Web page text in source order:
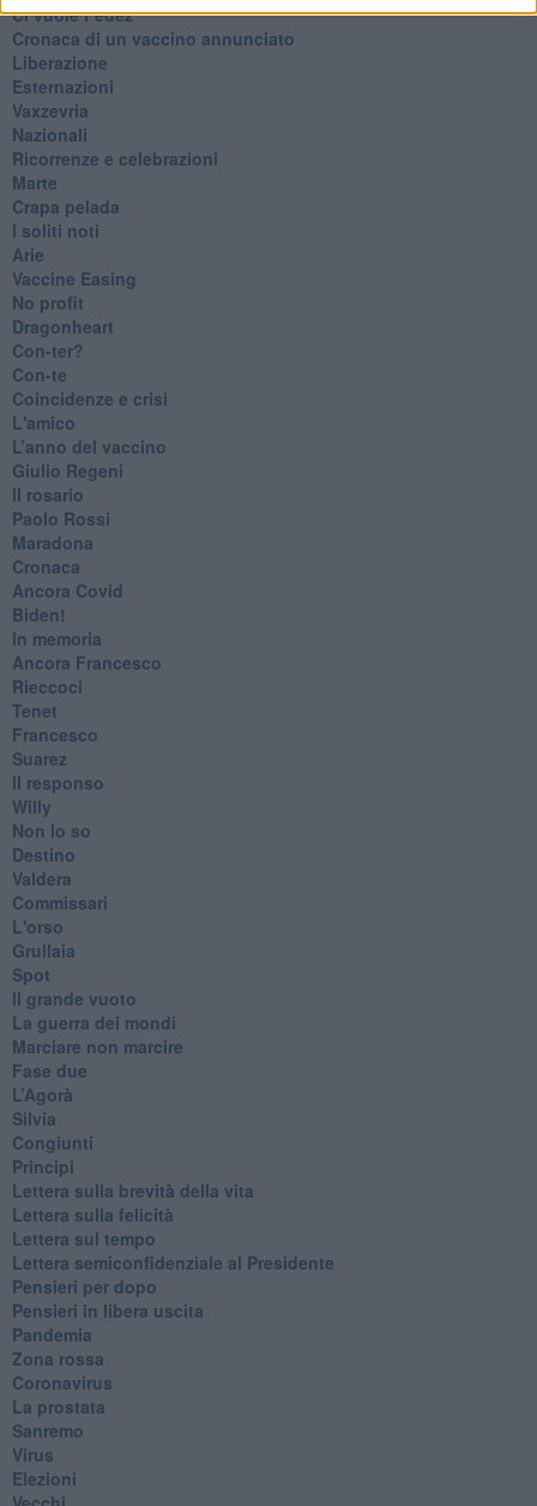
​Ci vuole Fedez
​Cronaca di un vaccino annunciato
​Liberazione
Esternazioni
Vaxzevria
Nazionali
​Ricorrenze e celebrazioni
Marte
​Crapa pelada
​I soliti noti
Arie
​Vaccine Easing
No profit
Dragonheart
Con-ter?
​Con-te
Coincidenze e crisi
L'amico
​L’anno del vaccino
Giulio Regeni
​Il rosario
Paolo Rossi
Maradona
Cronaca
​Ancora Covid
​Biden!
In memoria
​Ancora Francesco
Rieccoci
Tenet
Francesco
Suarez
​Il responso
Willy
Non lo so
Destino
Valdera
Commissari
L'orso
Grullaia
Spot
​Il grande vuoto
​La guerra dei mondi
Marciare non marcire
Fase due
L’Agorà
Silvia
Congiunti
Principi
​Lettera sulla brevità della vita
​Lettera sulla felicità
​Lettera sul tempo
Lettera semiconfidenziale al Presidente
Pensieri per dopo
​Pensieri in libera uscita
Pandemia
Zona rossa
Coronavirus
La prostata
Sanremo
Virus
Elezioni